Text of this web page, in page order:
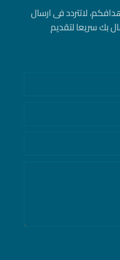
لاتتردد فى ارسال
بك سريعا لتقديم